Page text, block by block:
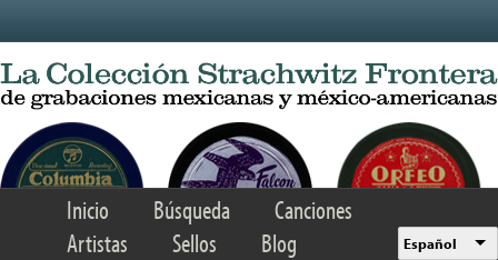
Inicio Búsqueda
Canciones
Artistas
Sellos Blog Español